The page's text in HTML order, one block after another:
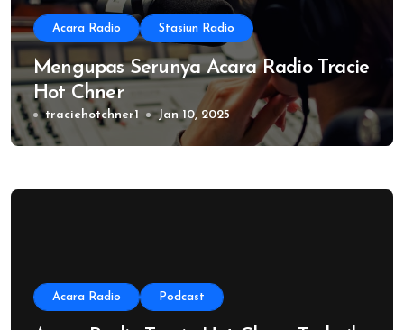
Acara Radio Stasiun Radio
Mengupas Serunya Acara Radio Tracie
Hot Chner
traciehotchner1 Jan 10, 2025
Acara Radio Podcast